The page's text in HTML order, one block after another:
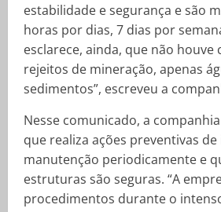
estabilidade e segurança e são
horas por dias, 7 dias por
esclarece, ainda, que não
rejeitos de mineração, apenas
sedimentos”, escreveu a
Nesse comunicado, a
que realiza ações preventivas
manutenção periodicamente e
estruturas são seguras. “A
procedimentos durante o